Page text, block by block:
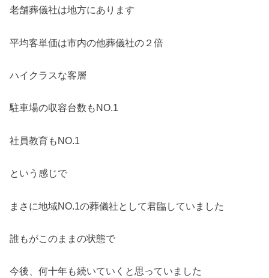
老舗葬儀社は地方にあります
平均客単価は市内の他葬儀社の２倍
ハイクラスな客層
駐車場の収容台数もNO.1
社員教育もNO.1
という感じで
まさに地域NO.1の葬儀社として君臨していました
誰もがこのままの状態で
今後、何十年も続いていくと思っていました